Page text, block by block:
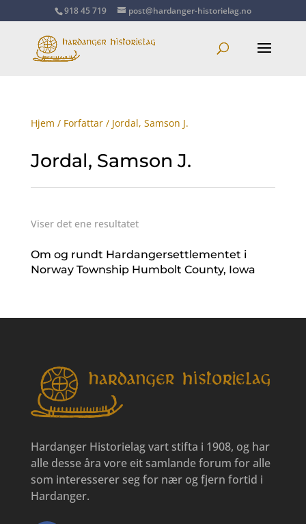
918 45 719 post@hardanger-historielag.no
Hjem / Forfattar/ Jordal, Samson J.
Jordal, Samson J.
Viser det ene resultatet
Om og rundt Hardangersettlementet i
Norway Township Humbolt County, Iowa
Hardanger Historielag vart stifta i 1908, og har
alle desse åra vore eit samlande forum for alle
som interesserer seg for nær og fjern fortid i
Hardanger.